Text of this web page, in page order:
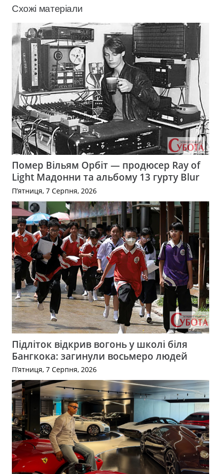
Схожі матеріали
Помер Вільям Орбіт — продюсер Ray of
Light Мадонни та альбому 13 гурту Blur
П’ятниця, 7 Серпня, 2026
Підліток відкрив вогонь у школі біля
Бангкока: загинули восьмеро людей
П’ятниця, 7 Серпня, 2026